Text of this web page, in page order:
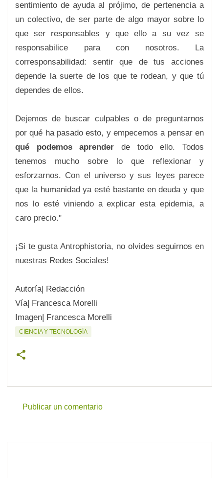
sentimiento de ayuda al prójimo, de pertenencia a
un colectivo, de ser parte de algo mayor sobre lo
que ser responsables y que ello a su vez se
responsabilice para con nosotros. La
corresponsabilidad: sentir que de tus acciones
depende la suerte de los que te rodean, y que tú
dependes de ellos.
Dejemos de buscar culpables o de preguntarnos
por qué ha pasado esto, y empecemos a pensar en
qué podemos aprender de todo ello. Todos
tenemos mucho sobre lo que reflexionar y
esforzarnos. Con el universo y sus leyes parece
que la humanidad ya esté bastante en deuda y que
nos lo esté viniendo a explicar esta epidemia, a
caro precio."
¡Si te gusta Antrophistoria, no olvides seguirnos en
nuestras Redes Sociales!
Autoría| Redacción
Vía| Francesca Morelli
Imagen| Francesca Morelli
CIENCIA Y TECNOLOGÍA
Publicar un comentario